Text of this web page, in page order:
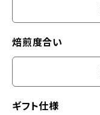
焙煎度合い
ギフト仕様